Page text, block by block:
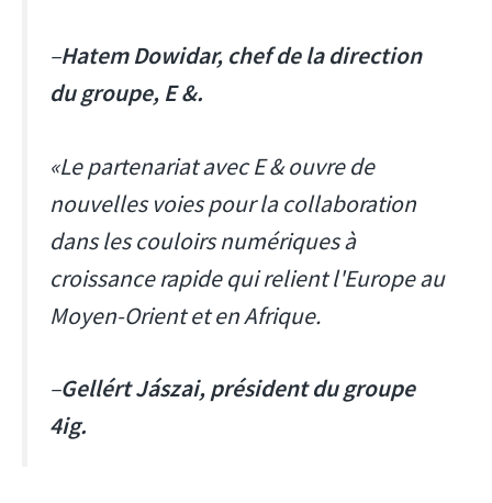
–Hatem Dowidar, chef de la direction
du groupe, E &.
«Le partenariat avec E & ouvre de
nouvelles voies pour la collaboration
dans les couloirs numériques à
croissance rapide qui relient l'Europe au
Moyen-Orient et en Afrique.
–Gellért Jászai, président du groupe
4ig.